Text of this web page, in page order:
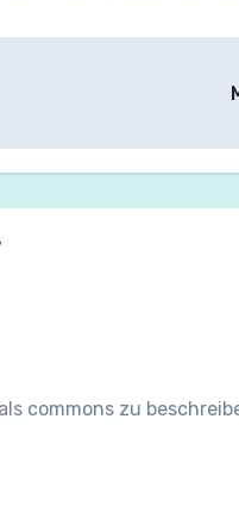
commons zu